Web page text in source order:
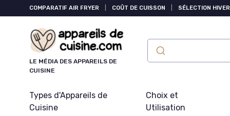
COMPARATIF AIR FRYER COÛT DE CUISSON SÉLECTION HIVER
LE MÉDIA DES APPAREILS DE
CUISINE
Types d'Appareils de
Cuisine
Choix et
Utilisation
Panneau de gestion des cookies